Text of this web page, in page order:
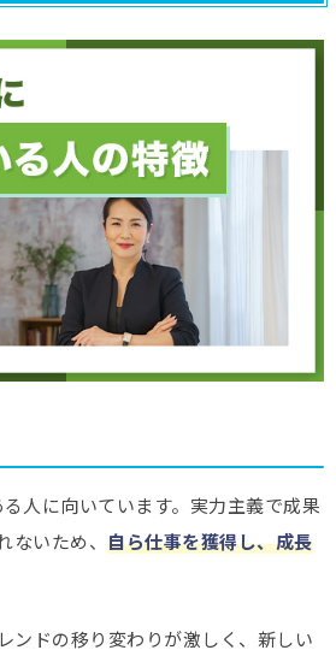
人に向いています。実力主義で成果
いため、 自ら仕事を獲得し、成長
ンドの移り変わりが激しく、新しい